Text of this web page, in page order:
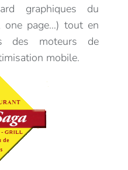
graphiques du
one page…) tout en
des moteurs de
mobile.